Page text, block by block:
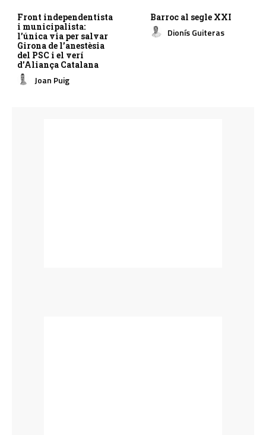
Front independentista
i municipalista:
l’única via per salvar
Girona de l’anestèsia
del PSC i el verí
d’Aliança Catalana
Joan Puig
Barroc al segle XXI
Dionís Guiteras